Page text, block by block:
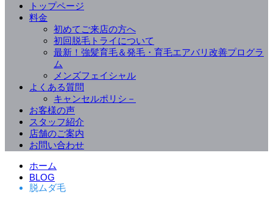
トップページ
料金
初めてご来店の方へ
初回脱毛トライについて
最新！強髪育毛＆発毛・育毛エアバリ改善プログラ
ム
メンズフェイシャル
よくある質問
キャンセルポリシ－
お客様の声
スタッフ紹介
店舗のご案内
お問い合わせ
ホーム
BLOG
脱ムダ毛